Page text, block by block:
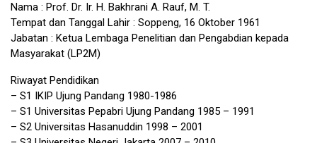
Nama : Prof. Dr. Ir. H. Bakhrani A. Rauf, M. T.
Tempat dan Tanggal Lahir : Soppeng, 16 Oktober 1961
Jabatan : Ketua Lembaga Penelitian dan Pengabdian kepada
Masyarakat (LP2M)
Riwayat Pendidikan
– S1 IKIP Ujung Pandang 1980-1986
– S1 Universitas Pepabri Ujung Pandang 1985 – 1991
– S2 Universitas Hasanuddin 1998 – 2001